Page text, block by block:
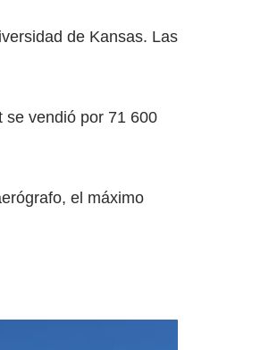
de Kansas. Las
se vendió por 71 600
el máximo